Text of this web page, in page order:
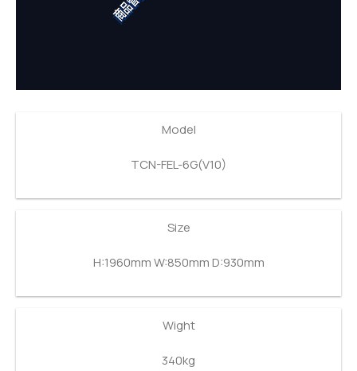
Model
TCN-FEL-6G(V10)
Size
H:1960mm W:850mm D:930mm
Wight
340kg